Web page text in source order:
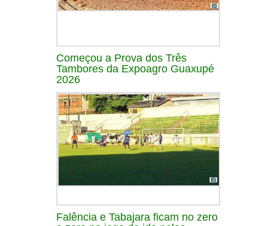
Começou a Prova dos Três
Tambores da Expoagro Guaxupé
2026
Falência e Tabajara ficam no zero